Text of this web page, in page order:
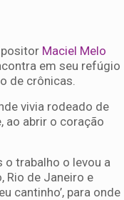
Maciel Melo
em seu refúgio
de crônicas.
vivia rodeado de
ao abrir o coração
o trabalho o levou a
Rio de Janeiro e
cantinho’, para onde